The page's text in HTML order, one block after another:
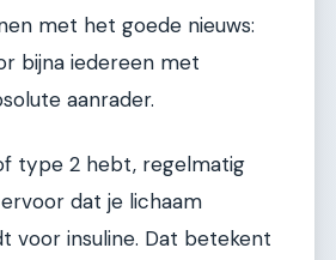
met het goede nieuws:
bijna iedereen met
aanrader.
type 2 hebt, regelmatig
dat je lichaam
voor insuline. Dat betekent